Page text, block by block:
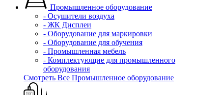
Промышленное оборудование
- Осушители воздуха
- ЖК Дисплеи
- Оборудование для маркировки
- Оборудование для обучения
- Промышленная мебель
- Комплектующие для промышленного
оборудования
Смотреть Все Промышленное оборудование